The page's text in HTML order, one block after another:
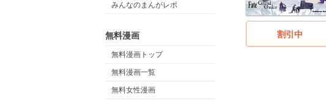
みんなのまんがレポ
無料漫画
無料漫画トップ
無料漫画一覧
無料女性漫画
割引中